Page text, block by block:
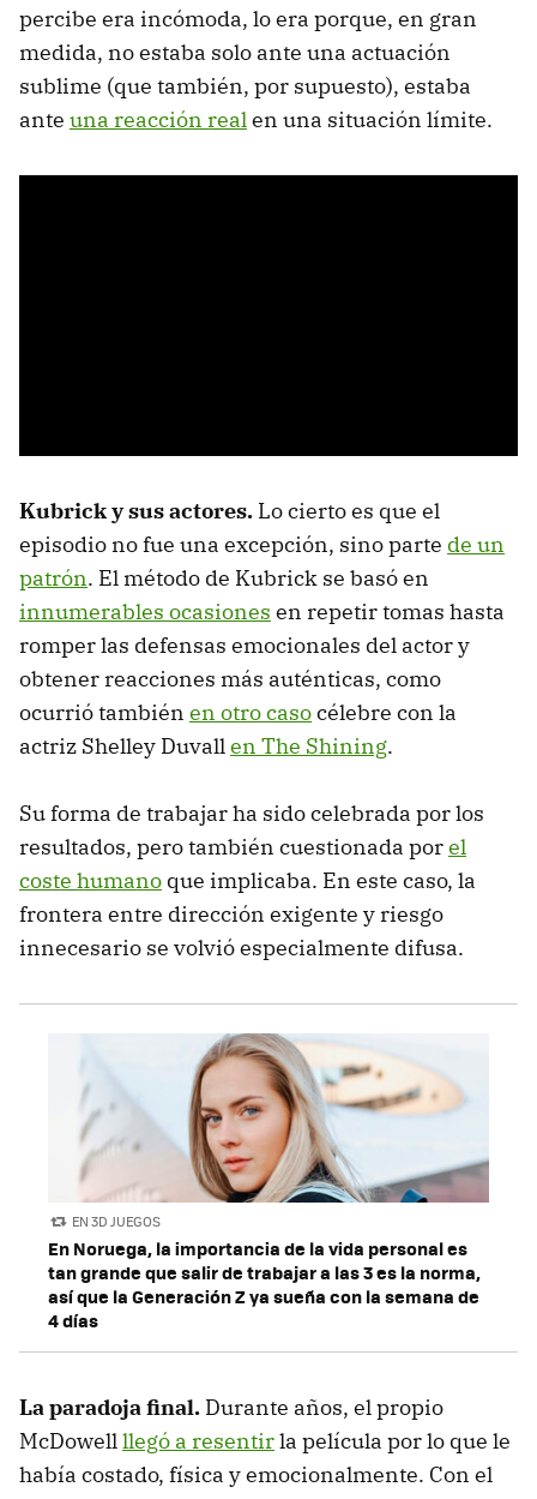
percibe era incómoda, lo era porque, en gran
medida, no estaba solo ante una actuación
sublime (que también, por supuesto), estaba
ante una reacción realen una situación límite.
Kubrick y sus actores. Lo cierto es que el
episodio no fue una excepción, sino parte de un
patrón. El método de Kubrick se basó en
innumerables ocasiones en repetir tomas hasta
romper las defensas emocionales del actor y
obtener reacciones más auténticas, como
ocurrió también en otro casocélebre con la
actriz Shelley Duvallen The Shining.
Su forma de trabajar ha sido celebrada por los
resultados, pero también cuestionada porel
coste humano que implicaba. En este caso, la
frontera entre dirección exigente y riesgo
innecesario se volvió especialmente difusa.
EN 3D JUEGOS
En Noruega, la importancia de la vida personal es
tan grande que salir de trabajar a las 3 es la norma,
así que la Generación Z ya sueña con la semana de
4 días
La paradoja final. Durante años, el propio
McDowell llegó a resentirla película por lo que le
había costado, física y emocionalmente. Con el